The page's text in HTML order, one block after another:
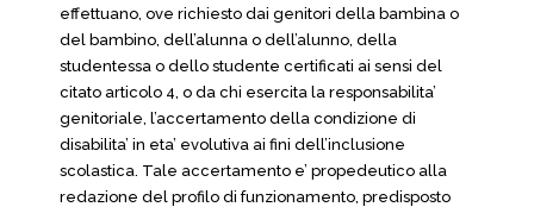
effettuano, ove richiesto dai genitori della bambina o
del bambino, dell’alunna o dell’alunno, della
studentessa o dello studente certificati ai sensi del
citato articolo 4, o da chi esercita la responsabilita’
genitoriale, l’accertamento della condizione di
disabilita’ in eta’ evolutiva ai fini dell’inclusione
scolastica. Tale accertamento e’ propedeutico alla
redazione del profilo di funzionamento, predisposto